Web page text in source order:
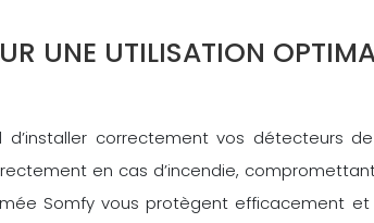
UNE UTILISATION
correctement vos détecteurs
en cas d’incendie,
Somfy vous protègent efficacement